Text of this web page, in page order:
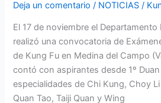
Deja un comentario / NOTICIAS /
El 17 de noviembre el
realizó una convocatoria de
de Kung Fu en Medina del Campo
contó con aspirantes desde 1º
especialidades de Chi Kung, Choy
Quan Tao, Taiji Quan y Wing
Medina
del
Campo
(Valladolid)